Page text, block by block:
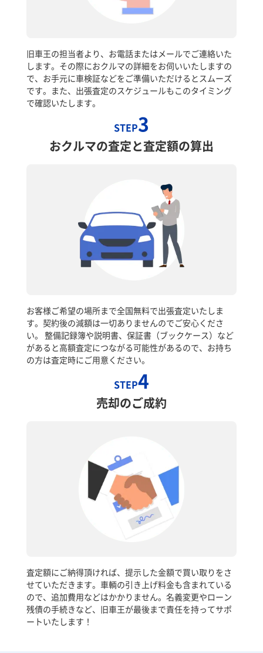
旧車王の担当者より、お電話またはメールでご連絡いた
します。その際におクルマの詳細をお伺いいたしますの
で、お手元に車検証などをご準備いただけるとスムーズ
です。また、出張査定のスケジュールもこのタイミング
で確認いたします。
STEP3
おクルマの査定と査定額の算出
お客様ご希望の場所まで全国無料で出張査定いたしま
す。契約後の減額は一切ありませんのでご安心くださ
い。 整備記録簿や説明書、保証書（ブックケース）など
があると高額査定につながる可能性があるので、お持ち
の方は査定時にご用意ください。
STEP4
売却のご成約
査定額にご納得頂ければ、提示した金額で買い取りをさ
せていただきます。車輌の引き上げ料金も含まれている
ので、追加費用などはかかりません。名義変更やローン
残債の手続きなど、旧車王が最後まで責任を持ってサポ
ートいたします！